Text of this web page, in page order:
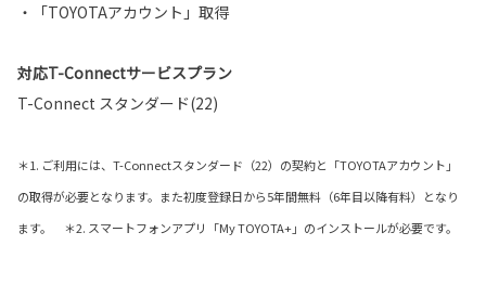
・「TOYOTAアカウント」取得
対応T-Connectサービスプラン
T-Connect スタンダード(22)
＊1. ご利用には、T-Connectスタンダード（22）の契約と「TOYOTAアカウント」
の取得が必要となります。また初度登録日から5年間無料（6年目以降有料）となり
ます。 ＊2. スマートフォンアプリ「My TOYOTA+」のインストールが必要です。